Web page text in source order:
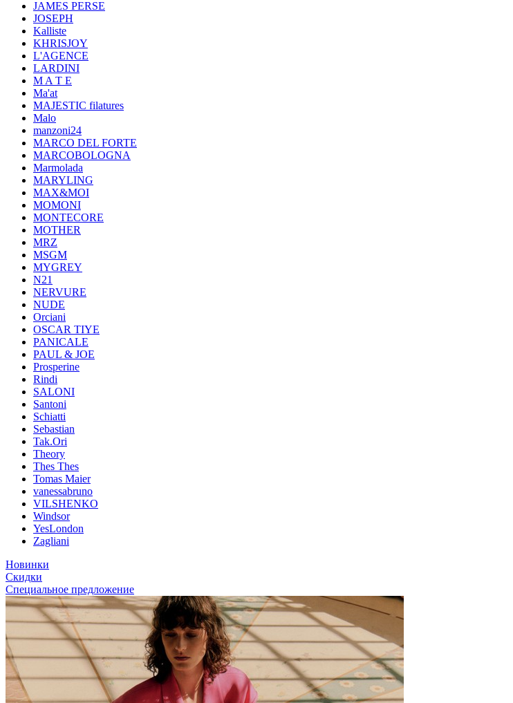
JAMES PERSE
JOSEPH
Kalliste
KHRISJOY
L'AGENCE
LARDINI
M A T E
Ma'at
MAJESTIC filatures
Malo
manzoni24
MARCO DEL FORTE
MARCOBOLOGNA
Marmolada
MARYLING
MAX&MOI
MOMONI
MONTECORE
MOTHER
MRZ
MSGM
MYGREY
N21
NERVURE
NUDE
Orciani
OSCAR TIYE
PANICALE
PAUL & JOE
Prosperine
Rindi
SALONI
Santoni
Schiatti
Sebastian
Tak.Ori
Theory
Thes Thes
Tomas Maier
vanessabruno
VILSHENKO
Windsor
YesLondon
Zagliani
Новинки
Скидки
Специальное предложение